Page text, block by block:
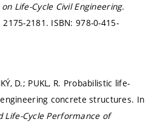
Life-Cycle Civil Engineering.
2175-2181. ISBN: 978-0-415-
D.; PUKL, R. Probabilistic life-
concrete structures. In
Life-Cycle Performance of